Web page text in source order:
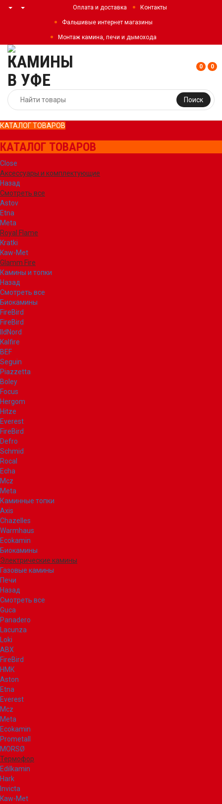
Оплата и доставка Контакты
Фальшивые интернет магазины
Монтаж камина, печи и дымохода
Поиск
0 0
КАТАЛОГ ТОВАРОВ
КАТАЛОГ ТОВАРОВ
Close
Аксессуары и комплектующие
Назад
Смотреть все
Astov
Etna
Meta
Royal Flame
Kratki
Kaw-Met
Glamm Fire
Камины и топки
Назад
Смотреть все
Биокамины
FireBird
FireBird
IldNord
Kalfire
BEF
Seguin
Piazzetta
Boley
Focus
Hergom
Hitze
Everest
FireBird
Defro
Schmid
Rocal
Echa
Mcz
Meta
Каминные топки
Axis
Chazelles
Warmhaus
Ecokamin
Биокамины
Электрические камины
Газовые камины
Печи
Назад
Смотреть все
Guca
Panadero
Lacunza
Loki
ABX
FireBird
НМК
Aston
Etna
Everest
Mcz
Meta
Ecokamin
Prometall
MORSØ
Термофор
Edilkamin
Hark
Invicta
Kaw-Met